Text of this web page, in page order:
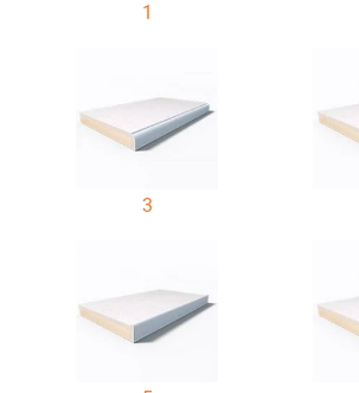
1
3